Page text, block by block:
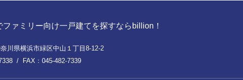
ファミリー向け一戸建てを探すならbillion！
川県横浜市緑区中山１丁目8-12-2
/ FAX：045-482-7339